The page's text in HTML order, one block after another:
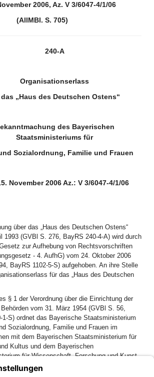
2006, Az. V 3/6047-4/1/06
(AllMBl. S. 705)
240-A
Organisationserlass
„Haus des Deutschen Ostens“
des Bayerischen
Staatsministeriums für
Sozialordnung, Familie und Frauen
November 2006 Az.: V 3/6047-4/1/06
über das „Haus des Deutschen Ostens“
1993 (GVBl S. 276, BayRS 240-4-A) wird durch
zur Aufhebung von Rechtsvorschriften
- 4. AufhG) vom 24. Oktober 2006
BayRS 1102-5-S) aufgehoben. An ihre Stelle
für das „Haus des Deutschen
§ 1 der Verordnung über die Einrichtung der
vom 31. März 1954 (GVBl S. 56,
1-S) ordnet das Bayerische Staatsministerium
Sozialordnung, Familie und Frauen im
mit dem Bayerischen Staatsministerium für
Kultus und dem Bayerischen
für Wissenschaft, Forschung und Kunst
an: